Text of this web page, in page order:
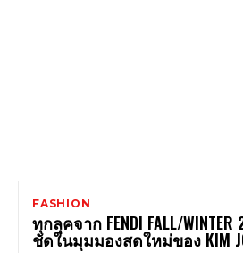
FASHION
ทุกลุคจาก FENDI FALL/
ชัดในมุมมองสดใหม่ของ KIM